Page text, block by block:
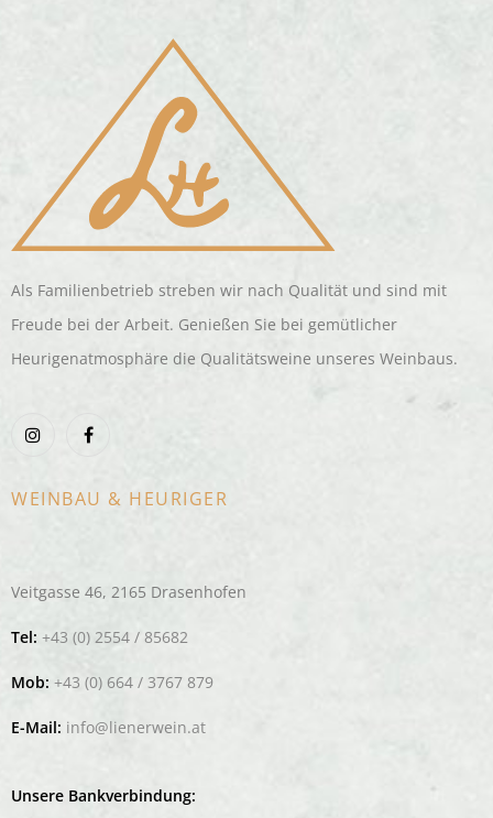
Als Familienbetrieb streben wir nach Qualität und sind mit
Freude bei der Arbeit. Genießen Sie bei gemütlicher
Heurigenatmosphäre die Qualitätsweine unseres Weinbaus.
WEINBAU & HEURIGER
Veitgasse 46, 2165 Drasenhofen
Tel: +43 (0) 2554 / 85682
Mob: +43 (0) 664 / 3767 879
E-Mail: info@lienerwein.at
Unsere Bankverbindung: